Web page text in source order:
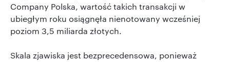
Company Polska, wartość takich transakcji w
ubiegłym roku osiągnęła nienotowany wcześniej
poziom 3,5 miliarda złotych.
Skala zjawiska jest bezprecedensowa, ponieważ